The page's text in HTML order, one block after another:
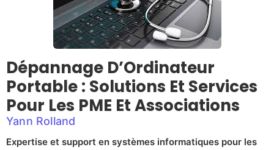
Dépannage D’Ordinateur
Portable : Solutions Et Services
Pour Les PME Et Associations
Yann Rolland
Expertise et support en systèmes informatiques pour les